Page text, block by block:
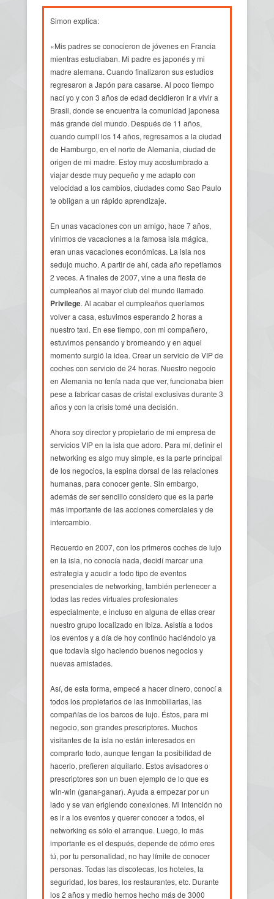
Simon explica:
«Mis padres se conocieron de jóvenes en Francia
mientras estudiaban. Mi padre es japonés y mi
madre alemana. Cuando finalizaron sus estudios
regresaron a Japón para casarse. Al poco tiempo
nací yo y con 3 años de edad decidieron ir a vivir a
Brasil, donde se encuentra la comunidad japonesa
más grande del mundo. Después de 11 años,
cuando cumplí los 14 años, regresamos a la ciudad
de Hamburgo, en el norte de Alemania, ciudad de
origen de mi madre. Estoy muy acostumbrado a
viajar desde muy pequeño y me adapto con
velocidad a los cambios, ciudades como Sao Paulo
te obligan a un rápido aprendizaje.
En unas vacaciones con un amigo, hace 7 años,
vinimos de vacaciones a la famosa isla mágica,
eran unas vacaciones económicas. La isla nos
sedujo mucho. A partir de ahí, cada año repetíamos
2 veces. A finales de 2007, vine a una fiesta de
cumpleaños al mayor club del mundo llamado
Privilege. Al acabar el cumpleaños queríamos
volver a casa, estuvimos esperando 2 horas a
nuestro taxi. En ese tiempo, con mi compañero,
estuvimos pensando y bromeando y en aquel
momento surgió la idea. Crear un servicio de VIP de
coches con servicio de 24 horas. Nuestro negocio
en Alemania no tenía nada que ver, funcionaba bien
pese a fabricar casas de cristal exclusivas durante 3
años y con la crisis tomé una decisión.
Ahora soy director y propietario de mi empresa de
servicios VIP en la isla que adoro. Para mí, definir el
networking es algo muy simple, es la parte principal
de los negocios, la espina dorsal de las relaciones
humanas, para conocer gente. Sin embargo,
además de ser sencillo considero que es la parte
más importante de las acciones comerciales y de
intercambio.
Recuerdo en 2007, con los primeros coches de lujo
en la isla, no conocía nada, decidí marcar una
estrategia y acudir a todo tipo de eventos
presenciales de networking, también pertenecer a
todas las redes virtuales profesionales
especialmente, e incluso en alguna de ellas crear
nuestro grupo localizado en Ibiza. Asistía a todos
los eventos y a día de hoy continúo haciéndolo ya
que todavía sigo haciendo buenos negocios y
nuevas amistades.
Así, de esta forma, empecé a hacer dinero, conocí a
todos los propietarios de las inmobiliarias, las
compañías de los barcos de lujo. Éstos, para mi
negocio, son grandes prescriptores. Muchos
visitantes de la isla no están interesados en
comprarlo todo, aunque tengan la posibilidad de
hacerlo, prefieren alquilarlo. Estos avisadores o
prescriptores son un buen ejemplo de lo que es
win-win (ganar-ganar). Ayuda a empezar por un
lado y se van erigiendo conexiones. Mi intención no
es ir a los eventos y querer conocer a todos, el
networking es sólo el arranque. Luego, lo más
importante es el después, depende de cómo eres
tú, por tu personalidad, no hay límite de conocer
personas. Todas las discotecas, los hoteles, la
seguridad, los bares, los restaurantes, etc. Durante
los 2 años y medio hemos hecho más de 3000